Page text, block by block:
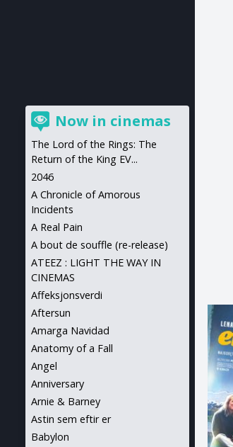
Now in cinemas
The Lord of the Rings: The
Return of the King EV...
2046
A Chronicle of Amorous
Incidents
A Real Pain
A bout de souffle (re-release)
ATEEZ : LIGHT THE WAY IN
CINEMAS
Affeksjonsverdi
Aftersun
Amarga Navidad
Anatomy of a Fall
Angel
Anniversary
Arnie & Barney
Astin sem eftir er
Babylon